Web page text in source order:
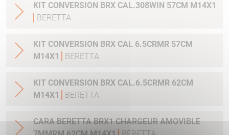
KIT CONVERSION BRX CAL.308WIN 57CM M14X1
BERETTA
KIT CONVERSION BRX CAL 6.5CRMR 57CM
M14X1
BERETTA
KIT CONVERSION BRX CAL.6.5CRMR 62CM
M14X1
BERETTA
CARA BERETTA BRX1 CHARGEUR AMOVIBLE